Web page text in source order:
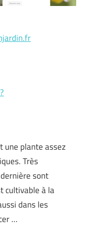
une plante assez
Très
sont
cultivable à la
dans les
…